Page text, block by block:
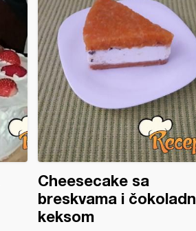
Cheesecake sa
breskvama i
keksom